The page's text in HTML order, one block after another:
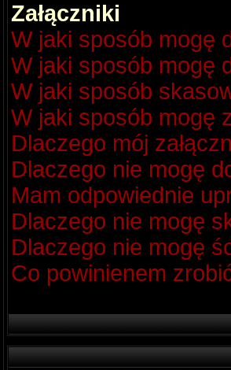
Załączniki
W jaki sposób mogę
W jaki sposób mogę
W jaki sposób
W jaki sposób mogę
Dlaczego mój
Dlaczego nie mogę
Mam odpowiednie
Dlaczego nie mogę
Dlaczego nie mogę
Co powinienem